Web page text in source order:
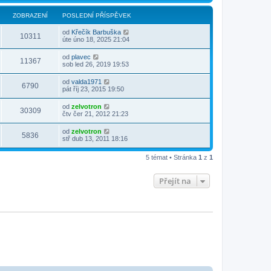
ZOBRAZENÍ POSLEDNÍ PŘÍSPĚVEK
10311 od Křečík Barbuška
úte úno 18, 2025 21:04
11367 od plavec
sob led 26, 2019 19:53
6790 od valda1971
pát říj 23, 2015 19:50
30309 od zelvotron
čtv čer 21, 2012 21:23
5836 od zelvotron
stř dub 13, 2011 18:16
5 témat • Stránka 1 z 1
Přejít na